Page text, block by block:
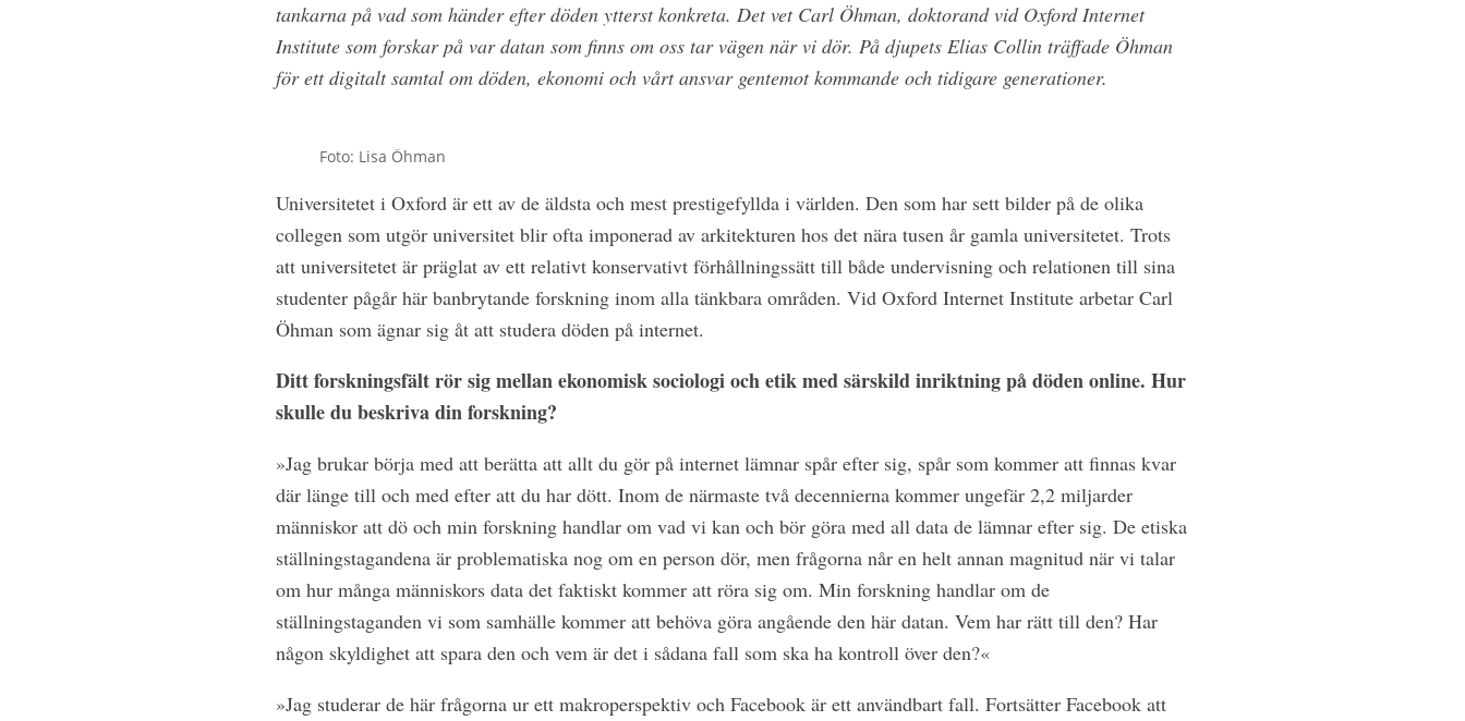
tankarna på vad som händer efter döden ytterst konkreta. Det vet Carl Öhman, doktorand vid Oxford Internet
Institute som forskar på var datan som finns om oss tar vägen när vi dör. På djupets Elias Collin träffade Öhman
för ett digitalt samtal om döden, ekonomi och vårt ansvar gentemot kommande och tidigare generationer.
Foto: Lisa Öhman
Universitetet i Oxford är ett av de äldsta och mest prestigefyllda i världen. Den som har sett bilder på de olika
collegen som utgör universitet blir ofta imponerad av arkitekturen hos det nära tusen år gamla universitetet. Trots
att universitetet är präglat av ett relativt konservativt förhållningssätt till både undervisning och relationen till sina
studenter pågår här banbrytande forskning inom alla tänkbara områden. Vid Oxford Internet Institute arbetar Carl
Öhman som ägnar sig åt att studera döden på internet.
Ditt forskningsfält rör sig mellan ekonomisk sociologi och etik med särskild inriktning på döden online. Hur
skulle du beskriva din forskning?
»Jag brukar börja med att berätta att allt du gör på internet lämnar spår efter sig, spår som kommer att finnas kvar
där länge till och med efter att du har dött. Inom de närmaste två decennierna kommer ungefär 2,2 miljarder
människor att dö och min forskning handlar om vad vi kan och bör göra med all data de lämnar efter sig. De etiska
ställningstagandena är problematiska nog om en person dör, men frågorna når en helt annan magnitud när vi talar
om hur många människors data det faktiskt kommer att röra sig om. Min forskning handlar om de
ställningstaganden vi som samhälle kommer att behöva göra angående den här datan. Vem har rätt till den? Har
någon skyldighet att spara den och vem är det i sådana fall som ska ha kontroll över den?«
»Jag studerar de här frågorna ur ett makroperspektiv och Facebook är ett användbart fall. Fortsätter Facebook att